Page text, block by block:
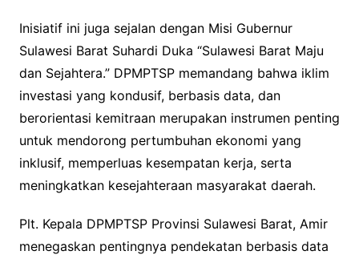
Inisiatif ini juga sejalan dengan Misi Gubernur
Sulawesi Barat Suhardi Duka “Sulawesi Barat Maju
dan Sejahtera.” DPMPTSP memandang bahwa iklim
investasi yang kondusif, berbasis data, dan
berorientasi kemitraan merupakan instrumen penting
untuk mendorong pertumbuhan ekonomi yang
inklusif, memperluas kesempatan kerja, serta
meningkatkan kesejahteraan masyarakat daerah.
Plt. Kepala DPMPTSP Provinsi Sulawesi Barat, Amir
menegaskan pentingnya pendekatan berbasis data